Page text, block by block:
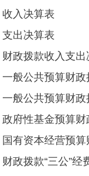
入决算表
出决算表
财政拨款收入支出
般公共预算财
一般公共预算财
政府性基金预算
国有资本经营预
政拨款“三公”经